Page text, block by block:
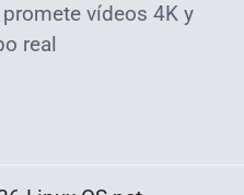
vídeos 4K y
real